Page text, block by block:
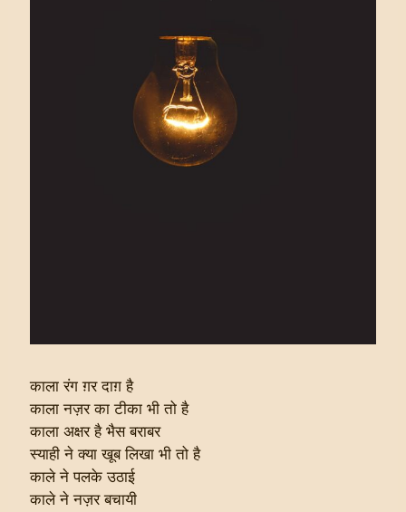
काला रंग ग़र दाग़ है
काला नज़र का टीका भी तो है
काला अक्षर है भैस बराबर
स्याही ने क्या खूब लिखा भी तो है
काले ने पलके उठाई
काले ने नज़र बचायी